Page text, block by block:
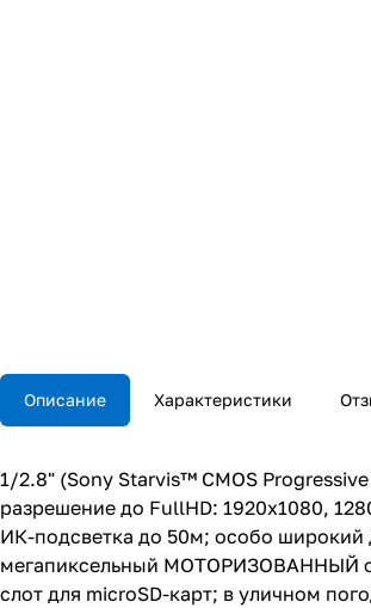
Описание Характеристики
1/2.8" (Sony Starvis™ CMOS
разрешение до FullHD: 1920x1080,
ИК-подсветка до 50м; особо
мегапиксельный МОТОРИЗОВАННЫЙ
слот для microSD-карт; в уличном